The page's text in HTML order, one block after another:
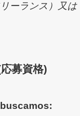
ーランス）又
募資格)